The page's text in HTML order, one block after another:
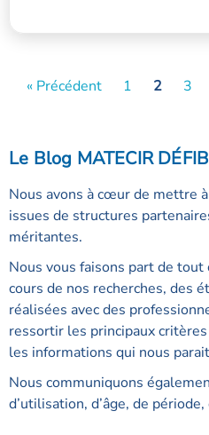
« Précédent 1 2 3
Le Blog MATECIR
Nous avons à cœur de mettre
issues de structures
méritantes.
Nous vous faisons part de tout
cours de nos recherches, des
réalisées avec des
ressortir les principaux
les informations qui nous
Nous communiquons
d’utilisation, d’âge, de